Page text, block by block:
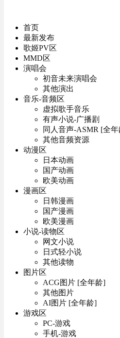
首页
最新发布
歌姬PV区
MMD区
演唱会
初音未来演唱会
其他演出
音乐-音频区
虚拟歌手音乐
有声小说-广播剧
同人音声-ASMR [全
其他音频资源
动漫区
日本动画
国产动画
欧美动画
漫画区
日韩漫画
国产漫画
欧美漫画
小说-读物区
网文小说
日式轻小说
其他读物
图片区
ACG图片 [全年龄]
其他图片
AI图片 [全年龄]
游戏区
PC-游戏
手机-游戏